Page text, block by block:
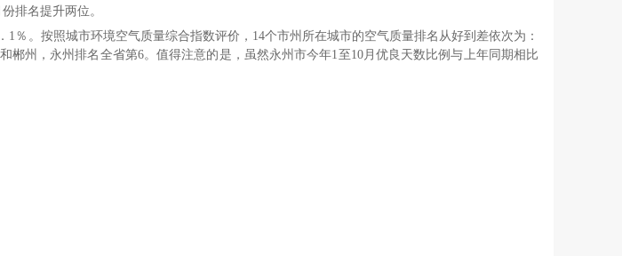
份排名提升两位。
％。按照城市环境空气质量综合指数评价，14个市州所在城市的空气质量排名从好到差依次为：
州，永州排名全省第6。值得注意的是，虽然永州市今年1至10月优良天数比例与上年同期相比